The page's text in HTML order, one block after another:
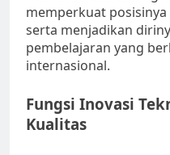
memperkuat
serta menjadikan
pembelajaran yang
internasional.
Fungsi Inovasi
Kualitas